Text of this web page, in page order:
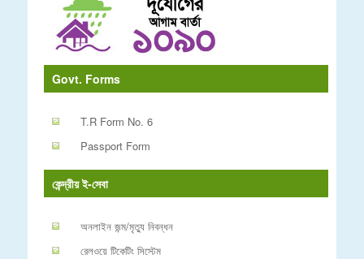
Govt. Forms
T.R Form No. 6
Passport Form
কেন্দ্রীয় ই-সেবা
অনলাইন জন্ম/মৃত্যু নিবন্ধন
রেলওয়ে টিকেটিং সিস্টেম